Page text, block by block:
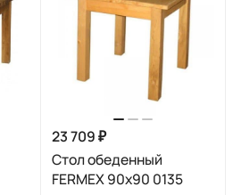
23 709 ₽
Стол обеденный
FERMEX 90x90 0135